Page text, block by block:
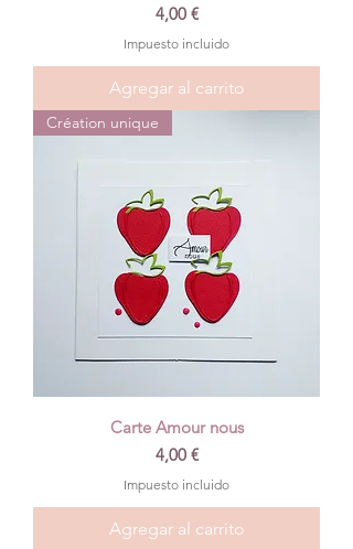
Precio
4,00 €
Impuesto incluido
Agregar al carrito
Création unique
Carte Amour nous
Precio
4,00 €
Impuesto incluido
Agregar al carrito